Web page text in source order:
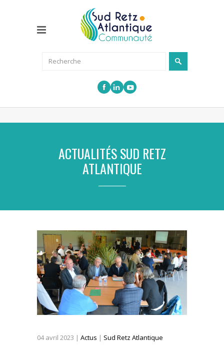
ACTUALITÉS SUD RETZ
ATLANTIQUE
04 avril 2023 | Actus | Sud Retz Atlantique